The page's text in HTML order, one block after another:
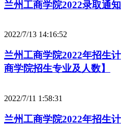
兰州工商学院2022录取通
2022/7/13 14:16:52
兰州工商学院2022年招生
商学院招生专业及人数】
2022/7/11 1:58:31
兰州工商学院2022年招生